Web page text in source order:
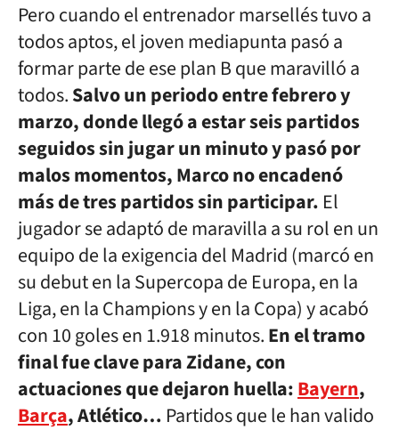
Pero cuando el entrenador marsellés tuvo a
todos aptos, el joven mediapunta pasó a
formar parte de ese plan B que maravilló a
todos.Salvo un periodo entre febrero y
marzo, donde llegó a estar seis partidos
seguidos sin jugar un minuto y pasó por
malos momentos, Marco no encadenó
más de tres partidos sin participar. El
jugador se adaptó de maravilla a su rol en un
equipo de la exigencia del Madrid (marcó en
su debut en la Supercopa de Europa, en la
Liga, en la Champions y en la Copa) y acabó
con 10 goles en 1.918 minutos.En el tramo
final fue clave para Zidane, con
actuaciones que dejaron huella:Bayern,
Barça, Atlético… Partidos que le han valido